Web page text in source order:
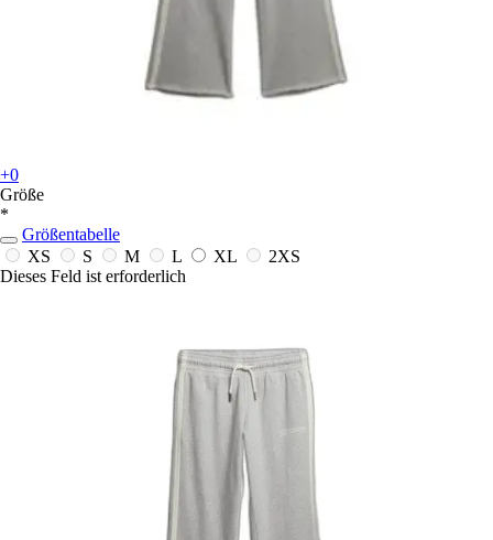
+0
Größe
*
Größentabelle
XS
S M L XL
2XS
Dieses Feld ist erforderlich